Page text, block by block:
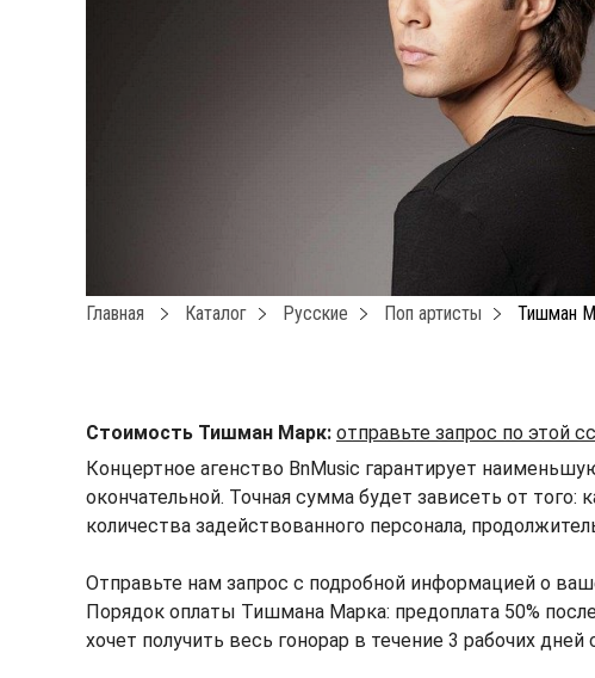
Главная Каталог Русские Поп артисты Тишман
Стоимость Тишман Марк: отправьте запрос по этой
Концертное агенство BnMusic гарантирует
окончательной. Точная сумма будет зависеть от
количества задействованного персонала,
Отправьте нам запрос с подробной информацией о
Порядок оплаты Тишмана Марка: предоплата 50%
хочет получить весь гонорар в течение 3 рабочих